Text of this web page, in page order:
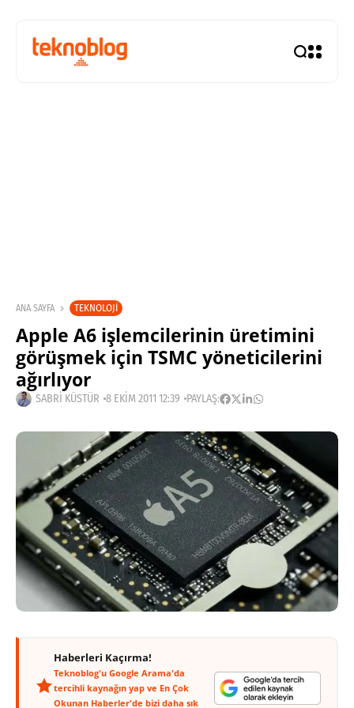
ANA SAYFA TEKNOLOJI
Apple A6 işlemcilerinin üretimini
görüşmek için TSMC yöneticilerini
ağırlıyor
SABRI KÜSTÜR 8 EKIM 2011 12:39 PAYLAŞ:
Haberleri Kaçırma!
Teknoblog'u Google Arama'da
tercihli kaynağın yap ve En Çok
Okunan Haberler'de bizi daha sık